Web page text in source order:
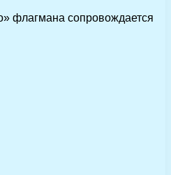
флагмана сопровождается